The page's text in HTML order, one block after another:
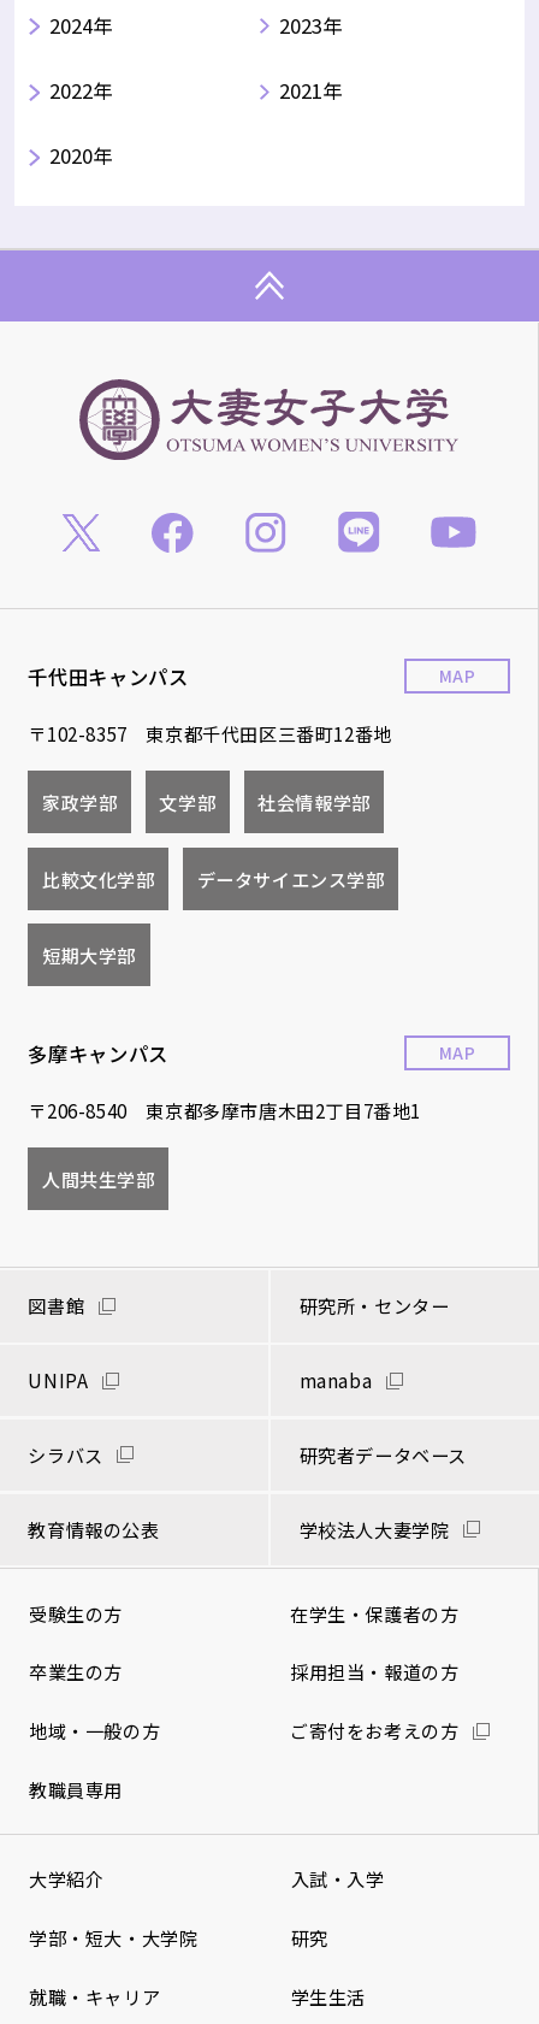
2024年 2023年
2022年 2021年
2020年
千代田キャンパス
〒102-8357 東京都千代田区三番町12番地
MAP
家政学部 文学部 社会情報学部
比較文化学部 データサイエンス学部
短期大学部
多摩キャンパス
〒206-8540 東京都多摩市唐木田2丁目7番地1
MAP
人間共生学部
図書館 研究所・センター
UNIPA manaba
シラバス 研究者データベース
教育情報の公表 学校法人大妻学院
受験生の方 在学生・保護者の方
卒業生の方 採用担当・報道の方
地域・一般の方 ご寄付をお考えの方
教職員専用
大学紹介 入試・入学
学部・短大・大学院 研究
就職・キャリア 学生生活